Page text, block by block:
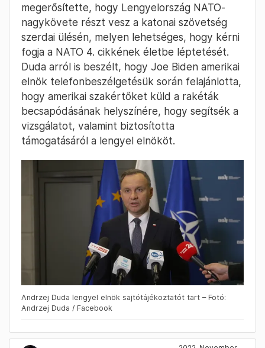
megerősítette, hogy Lengyelország NATO-
nagykövete részt vesz a katonai szövetség
szerdai ülésén, melyen lehetséges, hogy kérni
fogja a NATO 4. cikkének életbe léptetését.
Duda arról is beszélt, hogy Joe Biden amerikai
elnök telefonbeszélgetésük során felajánlotta,
hogy amerikai szakértőket küld a rakéták
becsapódásának helyszínére, hogy segítsék a
vizsgálatot, valamint biztosította
támogatásáról a lengyel elnököt.
Andrzej Duda lengyel elnök sajtótájékoztatót tart – Fotó:
Andrzej Duda / Facebook